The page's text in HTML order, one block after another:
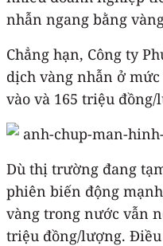
nhẫn ngang bằng
Chẳng hạn, Công ty
dịch vàng nhẫn ở
vào và 165 triệu
Dù thị trường đang
phiên biến động
vàng trong nước vẫn
triệu đồng/lượng.